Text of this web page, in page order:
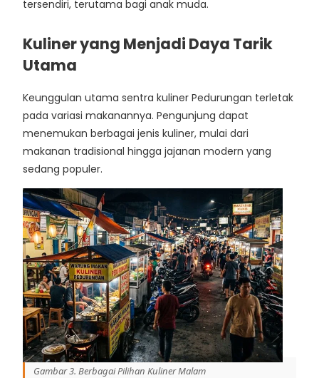
tersendiri, terutama bagi anak muda.
Kuliner yang Menjadi Daya Tarik
Utama
Keunggulan utama sentra kuliner Pedurungan terletak
pada variasi makanannya. Pengunjung dapat
menemukan berbagai jenis kuliner, mulai dari
makanan tradisional hingga jajanan modern yang
sedang populer.
Gambar 3. Berbagai Pilihan Kuliner Malam